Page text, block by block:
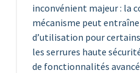
inconvénient majeur : la
mécanisme peut
d’utilisation pour
les serrures haute
de fonctionnalités